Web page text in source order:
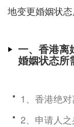
地变更婚姻状
一、香港离
婚姻状态所
1、香港绝对
2、申请人之